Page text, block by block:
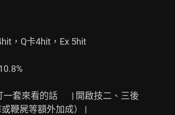
，Q卡4hit，Ex 5hit
一套來看的話       | 開啟技二、三後
鞭屍等額外加成） |